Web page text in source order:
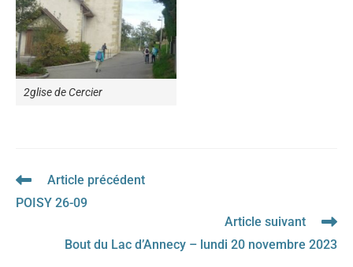
2glise de Cercier
Read
articles
Article précédent
POISY 26-09
Article suivant
Bout du Lac d’Annecy – lundi 20 novembre 2023